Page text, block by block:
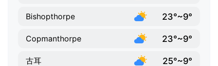
Bishopthorpe 23°~9°
Copmanthorpe 23°~9°
古耳 25°~9°